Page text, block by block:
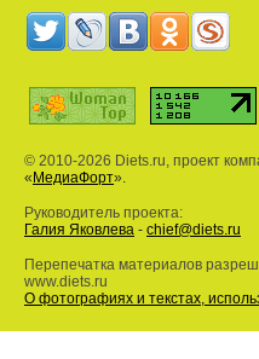
© 2010-2026 Diets.ru, проект
« МедиаФорт».
Руководитель проекта:
Галия Яковлева - chief@diets.ru
Перепечатка материалов
www.diets.ru
О фотографиях и текстах,